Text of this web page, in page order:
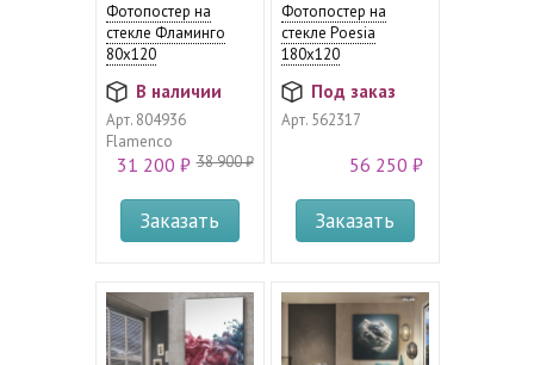
Фотопостер на
стекле Фламинго
80х120
В наличии
Арт.804936
Flamenco
38 900 ₽
31 200 ₽
Заказать
Фотопостер на
стекле Poesia
180x120
Под заказ
Арт.562317
56 250 ₽
Заказать